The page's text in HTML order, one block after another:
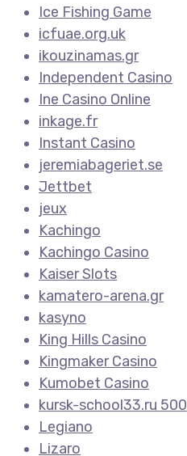
Ice Fishing Game
icfuae.org.uk
ikouzinamas.gr
Independent Casino
Ine Casino Online
inkage.fr
Instant Casino
jeremiabageriet.se
Jettbet
jeux
Kachingo
Kachingo Casino
Kaiser Slots
kamatero-arena.gr
kasyno
King Hills Casino
Kingmaker Casino
Kumobet Casino
kursk-school33.ru 500
Legiano
Lizaro